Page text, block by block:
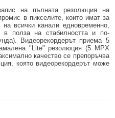
на пълната резолюция на
в пикселите, които имат за
всички канали едновременно,
в полза на стабилността и по-
Видеорекордерът приема 5
"Lite" резолюция (5 MPX
качество се препоръчва
която видеорекордерът може